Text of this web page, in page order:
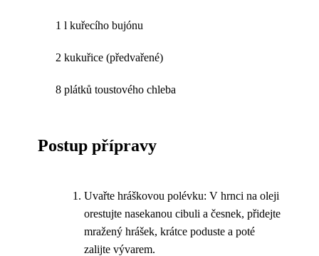
1 l kuřecího bujónu
2 kukuřice (předvařené)
8 plátků toustového chleba
Postup přípravy
Uvařte hráškovou polévku: V hrnci na oleji
orestujte nasekanou cibuli a česnek, přidejte
mražený hrášek, krátce poduste a poté
zalijte vývarem.